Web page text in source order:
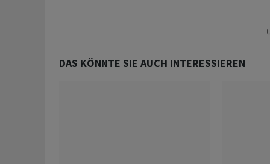
DAS KÖNNTE SIE AUCH INTERESSIEREN